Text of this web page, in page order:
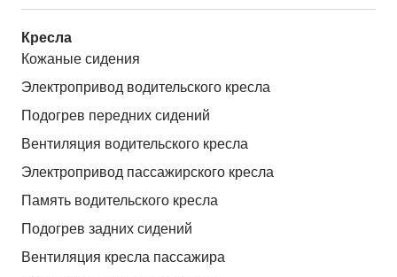
Кресла
Кожаные сидения
Электропривод водительского кресла
Подогрев передних сидений
Вентиляция водительского кресла
Электропривод пассажирского кресла
Память водительского кресла
Подогрев задних сидений
Вентиляция кресла пассажира